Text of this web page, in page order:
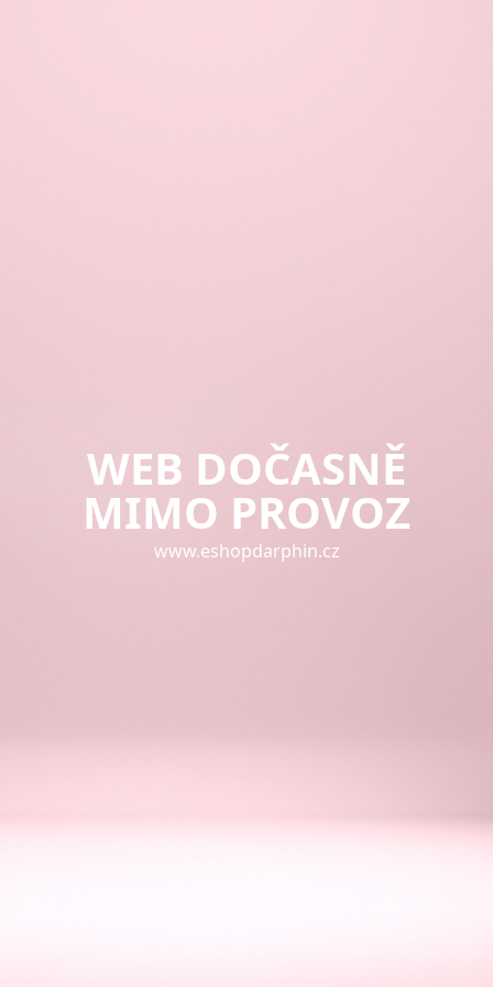
WEB DOČASNĚ
MIMO PROVOZ
www.eshopdarphin.cz